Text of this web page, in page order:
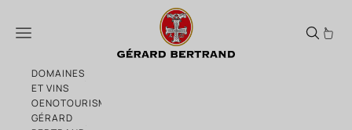
Héritage "An 118" blanc Coteaux de
Menu
DOMAINES
ET VINS
OENOTOURISME
GÉRARD